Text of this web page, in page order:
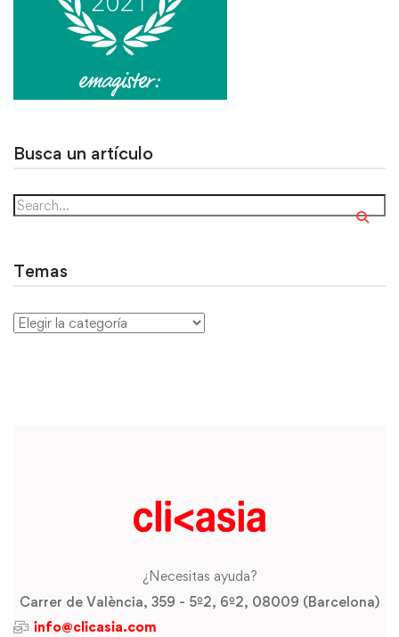
Busca un artículo
Temas
¿Necesitas ayuda?
Carrer de València, 359 - 5º2, 6º2, 08009 (Barcelona)
info@clicasia.com